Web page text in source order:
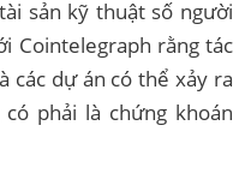
sản kỹ thuật số người
Cointelegraph rằng tác
các dự án có thể xảy ra
phải là chứng khoán